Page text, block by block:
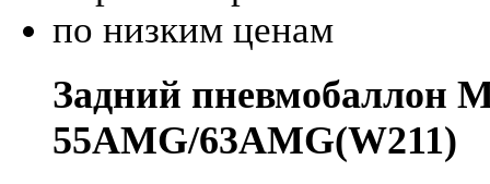
Задний пневмобаллон
55AMG/63AMG(W211)